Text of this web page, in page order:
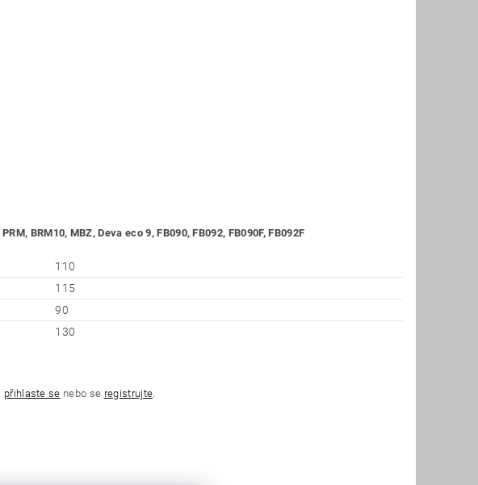
PRM, BRM10, MBZ, Deva eco 9, FB090, FB092, FB090F, FB092F
110
115
90
130
přihlaste se nebo se registrujte.